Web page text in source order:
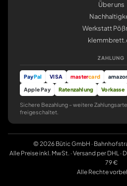
Über uns
Werkstatt
ZAHLUNG
PayPal VISA mastercard
Apple Pay
Ratenzahlung Vorkasse
Sichere Bezahlung – weitere
freigeschaltet.
© 2026 Bütic GmbH ·
Alle Preise inkl. MwSt. · Versand per DHL
79 €
Alle Rechte